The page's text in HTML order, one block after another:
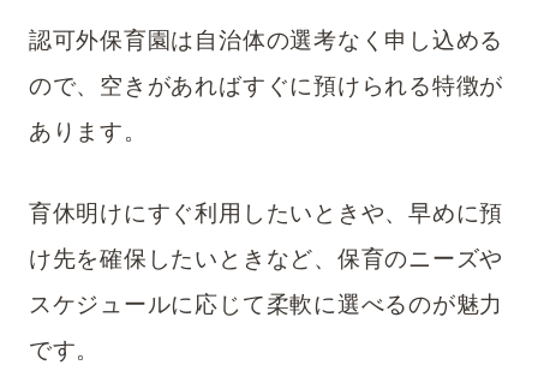
認可外保育園は自治体の選考なく申し込める
ので、空きがあればすぐに預けられる特徴が
あります。
育休明けにすぐ利用したいときや、早めに預
け先を確保したいときなど、保育のニーズや
スケジュールに応じて柔軟に選べるのが魅力
です。